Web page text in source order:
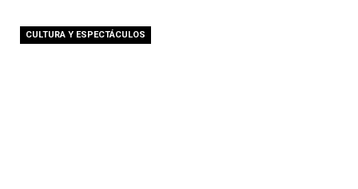
CULTURA Y ESPECTÁCULOS